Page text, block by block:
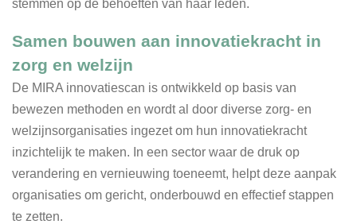
stemmen op de behoeften van haar leden.
Samen bouwen aan innovatiekracht in
zorg en welzijn
De MIRA innovatiescan is ontwikkeld op basis van
bewezen methoden en wordt al door diverse zorg- en
welzijnsorganisaties ingezet om hun innovatiekracht
inzichtelijk te maken. In een sector waar de druk op
verandering en vernieuwing toeneemt, helpt deze aanpak
organisaties om gericht, onderbouwd en effectief stappen
te zetten.